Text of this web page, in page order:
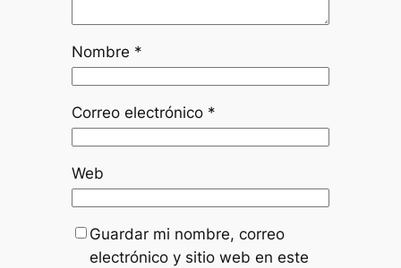
Nombre *
Correo electrónico *
Web
Guardar mi nombre, correo
electrónico y sitio web en este